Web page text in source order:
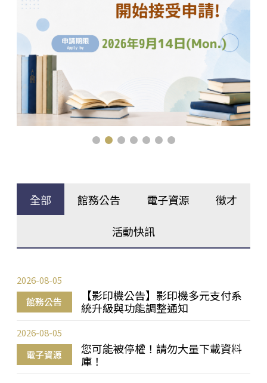
全部 館務公告 電子資源 徵才
活動快訊
館務公告
【影印機公告】影印機多元支付系
統升級與功能調整通知
2026-08-05
電子資源
您可能被停權！請勿大量下載資料
庫！
2026-08-05